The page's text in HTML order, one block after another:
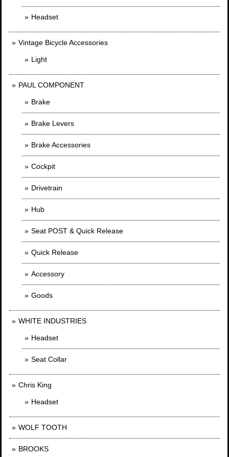
Headset
Vintage Bicycle Accessories
Light
PAUL COMPONENT
Brake
Brake Levers
Brake Accessories
Cockpit
Drivetrain
Hub
Seat POST & Quick Release
Quick Release
Accessory
Goods
WHITE INDUSTRIES
Headset
Seat Collar
Chris King
Headset
WOLF TOOTH
BROOKS